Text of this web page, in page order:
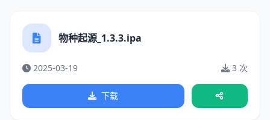
物种起源_1.3.3.ipa
2025-03-19 3 次
下载